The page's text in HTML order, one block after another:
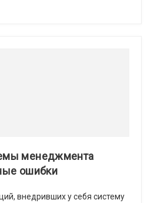
менеджмента
ошибки
внедривших у себя систему